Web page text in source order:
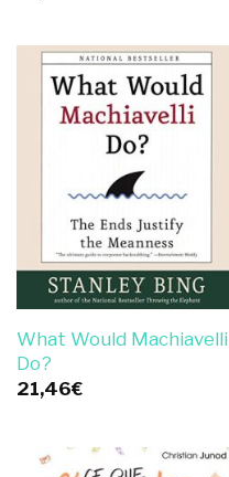
What Would Machiavelli
Do?
21,46€